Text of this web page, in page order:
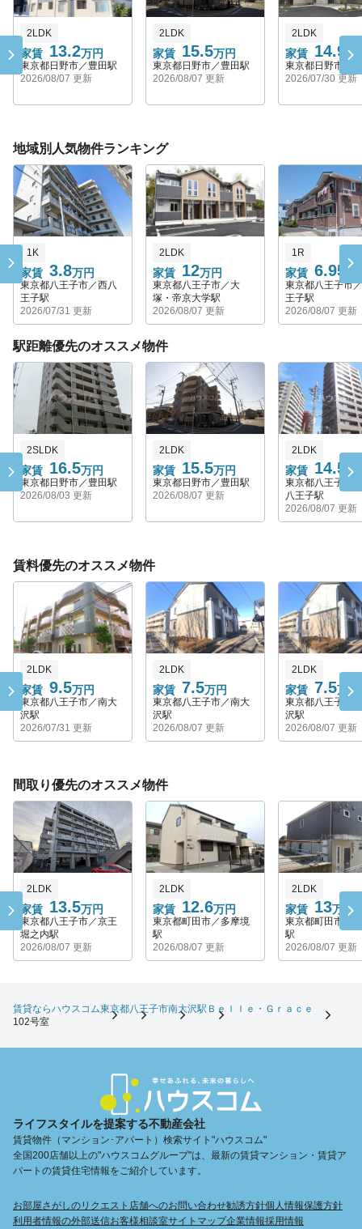
家賃 13.2万円
2LDK
東京都日野市／豊田駅
2026/08/07 更新
家賃 15.5万円
2LDK
東京都日野市／豊田駅
2026/08/07 更新
家賃 14.9 万
2LDK
東京都日野市／
2026/07/30 更新
地域別人気物件ランキング
家賃 3.8万円
1K
東京都八王子市／西八
王子駅
2026/07/31 更新
家賃 12万円
2LDK
東京都八王子市／大
塚・帝京大学駅
2026/08/07 更新
家賃 6.95 万
1R
東京都八王子市
王子駅
2026/08/07 更新
駅距離優先のオススメ物件
家賃 16.5万円
2SLDK
東京都日野市／豊田駅
2026/08/03 更新
家賃 15.5万円
2LDK
東京都日野市／豊田駅
2026/08/07 更新
家賃 14.5 万
2LDK
東京都八王子市
八王子駅
2026/08/07 更新
賃料優先のオススメ物件
家賃 9.5万円
2LDK
東京都八王子市／南大
沢駅
2026/07/31 更新
家賃 7.5万円
2LDK
東京都八王子市／南大
沢駅
2026/08/07 更新
家賃 7.5万円
2LDK
東京都八王子市
沢駅
2026/08/07 更新
間取り優先のオススメ物件
家賃 13.5万円
2LDK
東京都八王子市／京王
堀之内駅
2026/08/07 更新
家賃 12.6万円
2LDK
東京都町田市／多摩境
駅
2026/08/07 更新
家賃 13万円
2LDK
東京都町田市／
駅
2026/08/07 更新
賃貸ならハウスコム東京都八王子市南大沢駅 Ｂｅｌｌｅ・Ｇｒａｃｅ
102号室
ライフスタイルを提案する不動産会社
賃貸物件（マンション･アパート）検索サイト"ハウスコム"
全国200店舗以上の"ハウスコムグループ"は、最新の賃貸マンション・賃貸ア
パートの賃貸住宅情報をご紹介しています。
お部屋さがしのリクエスト 店舗へのお問い合わせ勧誘方針個人情報保護方針
利用者情報の外部送信お客様相談室サイトマップ企業情報採用情報